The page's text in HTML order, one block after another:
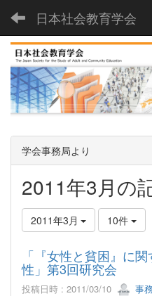
日本社会教育学会
学会事務局より
2011年3月の
2011年3月 10件
「『女性と貧困』に
性」第3回研究会
投稿日時 : 2011/03/10 事